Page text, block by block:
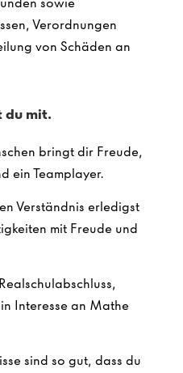
Verordnungen
von Schäden an
du mit.
bringt dir Freude,
ein Teamplayer.
Verständnis erledigst
mit Freude und
Interesse an Mathe
sind so gut, dass du